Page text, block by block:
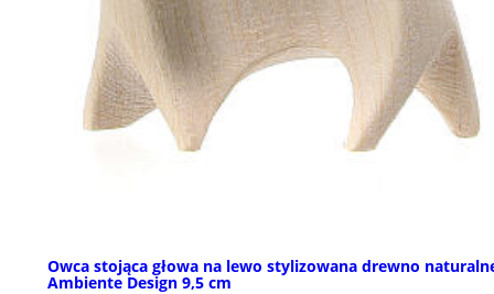
Owca stojąca głowa na lewo stylizowana drewno
Ambiente Design 9,5 cm